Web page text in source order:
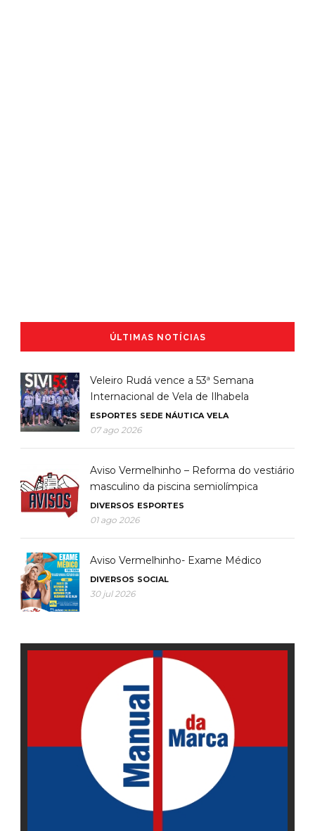
ÚLTIMAS NOTÍCIAS
Veleiro Rudá vence a 53ª Semana
Internacional de Vela de Ilhabela
ESPORTES SEDE NÁUTICA VELA
07 ago 2026
Aviso Vermelhinho – Reforma do vestiário
masculino da piscina semiolímpica
DIVERSOS ESPORTES
01 ago 2026
Aviso Vermelhinho- Exame Médico
DIVERSOS SOCIAL
30 jul 2026